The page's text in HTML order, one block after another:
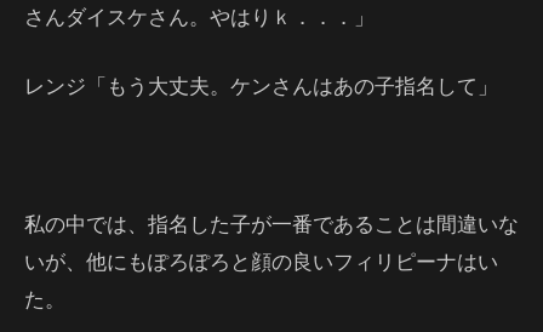
さんダイスケさん。やはりｋ．．．」
レンジ「もう大丈夫。ケンさんはあの子指名して」
私の中では、指名した子が一番であることは間違いな
いが、他にもぽろぽろと顔の良いフィリピーナはい
た。